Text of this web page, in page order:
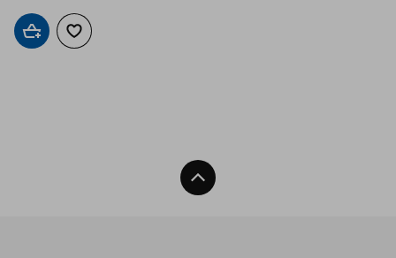
Добави в кошницата
Добави към списъка с любими
Нагоре